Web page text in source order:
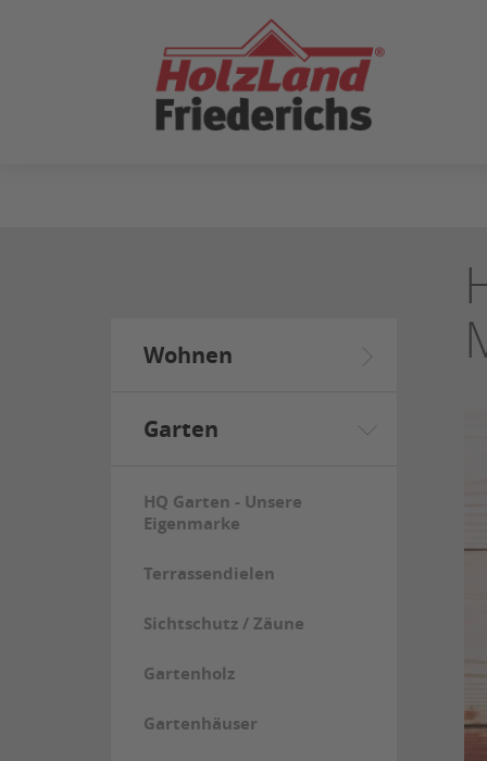
Wohnen
Garten
HQ Garten - Unsere
Eigenmarke
Terrassendielen
Sichtschutz / Zäune
Gartenholz
Gartenhäuser